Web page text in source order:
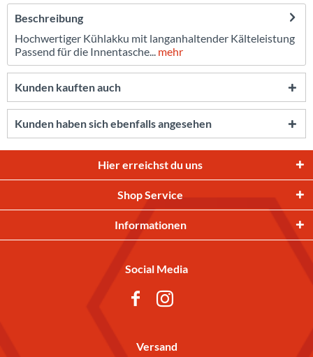
Beschreibung
Hochwertiger Kühlakku mit langanhaltender Kälteleistung
Passend für die Innentasche... mehr
Kunden kauften auch
Kunden haben sich ebenfalls angesehen
Hier erreichst du uns
Shop Service
Informationen
Social Media
Versand